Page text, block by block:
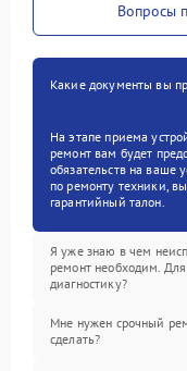
Вопросы
Какие документы вы
На этапе приема
ремонт вам будет
обязательств на ваше
по ремонту техники,
гарантийный талон.
Я уже знаю в чем
ремонт необходим. Для
диагностику?
Мне нужен срочный
сделать?